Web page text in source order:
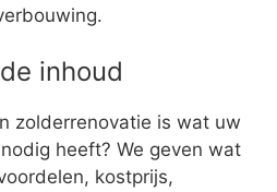
inhoud
zolderrenovatie is wat uw
heeft? We geven wat
kostprijs,